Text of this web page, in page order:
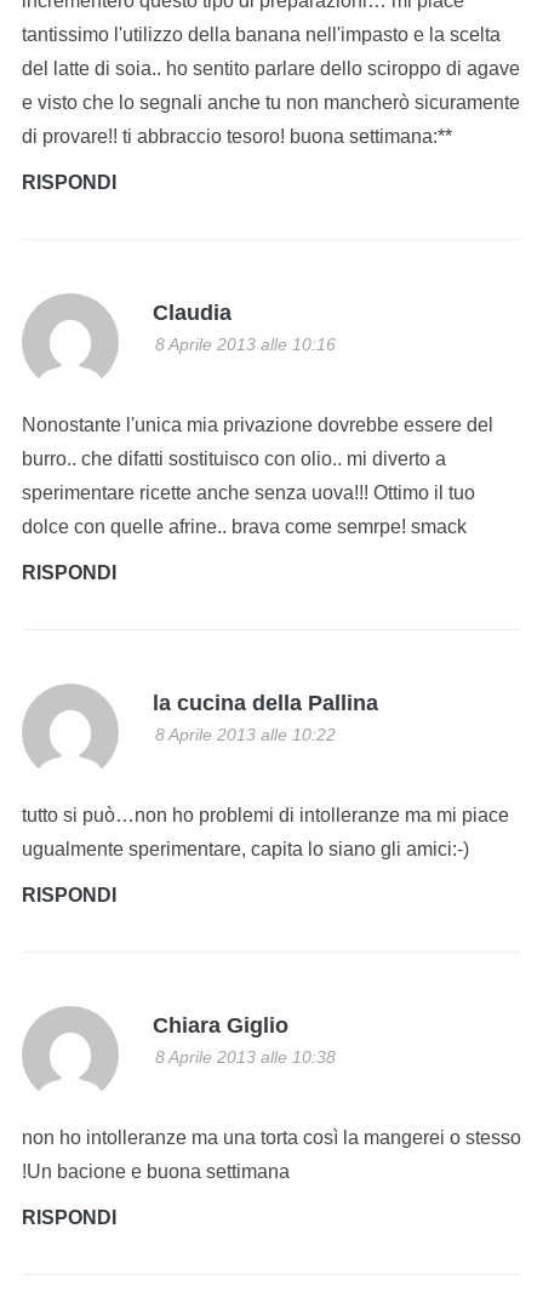
tantissimo l'utilizzo della banana nell'impasto e la scelta
del latte di soia.. ho sentito parlare dello sciroppo di agave
e visto che lo segnali anche tu non mancherò sicuramente
di provare!! ti abbraccio tesoro! buona settimana:**
RISPONDI
Claudia
8 Aprile 2013 alle 10:16
Nonostante l'unica mia privazione dovrebbe essere del
burro.. che difatti sostituisco con olio.. mi diverto a
sperimentare ricette anche senza uova!!! Ottimo il tuo
dolce con quelle afrine.. brava come semrpe! smack
RISPONDI
la cucina della Pallina
8 Aprile 2013 alle 10:22
tutto si può…non ho problemi di intolleranze ma mi piace
ugualmente sperimentare, capita lo siano gli amici:-)
RISPONDI
Chiara Giglio
8 Aprile 2013 alle 10:38
non ho intolleranze ma una torta così la mangerei o stesso
!Un bacione e buona settimana
RISPONDI